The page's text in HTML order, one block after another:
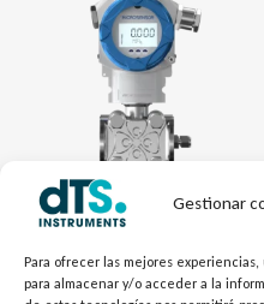
Gestionar
Para ofrecer las mejores
para almacenar y/o acceder a la
Electrónica dTSPres
Transmisor Diferencial
MDM7100-DP SIL